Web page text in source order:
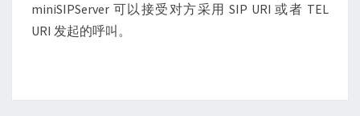
miniSIPServer 可以接受对方采用 SIP URI 或者 TEL
URI 发起的呼叫。